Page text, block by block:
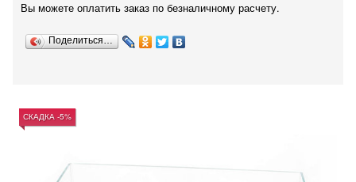
Вы можете оплатить заказ по безналичному расчету.
Поделиться…
СКАДКА -5%